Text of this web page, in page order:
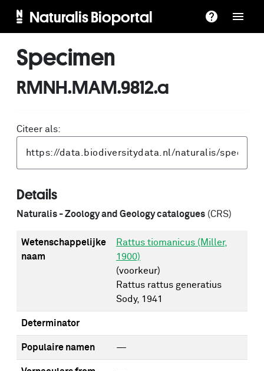
Naturalis Bioportal
Specimen
RMNH.MAM.9812.a
Citeer als:
Details
Naturalis - Zoology and Geology catalogues (CRS)
Wetenschappelijke
naam
Rattus tiomanicus (Miller,
1900)
(voorkeur)
Rattus rattus generatius
Sody, 1941
Determinator
Populaire namen —